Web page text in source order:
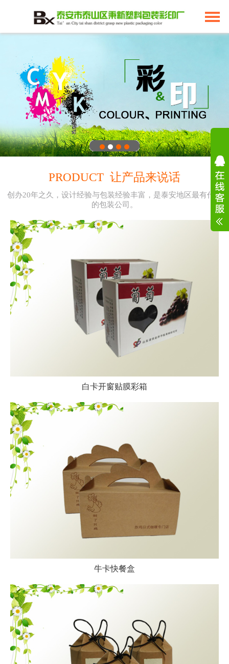
PRODUCT 让产品来说话
创办20年之久，设计经验与包装经验丰富，是泰安地区最有代表
的包装公司。
白卡开窗贴膜彩箱
牛卡快餐盒